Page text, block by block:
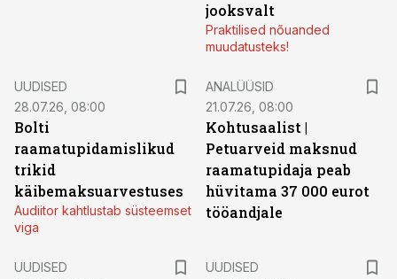
jooksvalt
Praktilised nõuanded
muudatusteks!
UUDISED
28.07.26, 08:00
Bolti
raamatupidamislikud
trikid
käibemaksuarvestuses
Audiitor kahtlustab süsteemset
viga
ANALÜÜSID
21.07.26, 08:00
Kohtusaalist |
Petuarveid maksnud
raamatupidaja peab
hüvitama 37 000 eurot
tööandjale
UUDISED
UUDISED